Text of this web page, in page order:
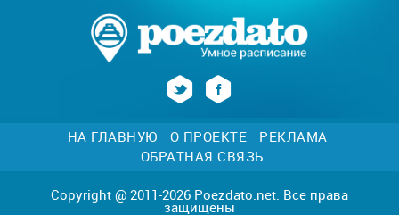
НА ГЛАВНУЮ О ПРОЕКТЕ
РЕКЛАМА
ОБРАТНАЯ СВЯЗЬ
Copyright @ 2011-2026 Poezdato.net. Все права
защищены